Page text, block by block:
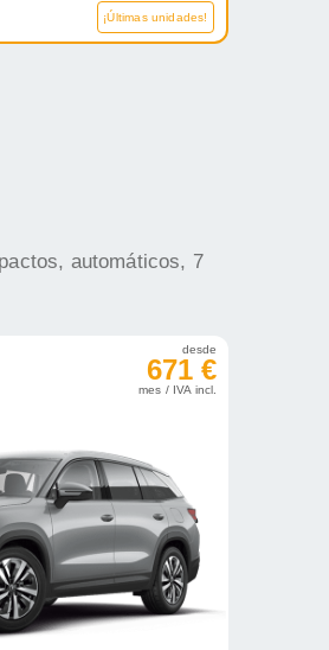
¡Últimas unidades!
automáticos, 7
desde
671 €
mes / IVA incl.